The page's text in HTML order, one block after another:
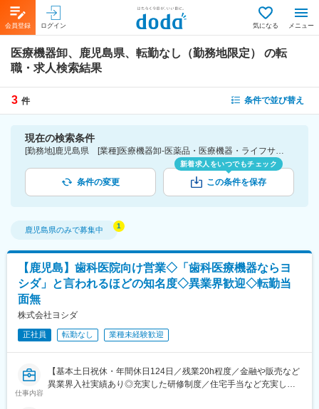
会員登録 ログイン 気になる メニュー
医療機器卸、鹿児島県、転勤なし（勤務地限定）
の転
職・求人検索結果
3 件 条件で並び替え
現在の検索条件
[勤務地]鹿児島県 [業種]医療機器卸-医薬品・医療機器・ライフサイエンス・医療系サービス [こだわり条件ピックアップ]転勤なし（勤務地限定） [詳細条件](募集・採用情報)転勤なし（勤務地限定）
条件の変更
新着求人をいつでもチェック
この条件を保存
鹿児島県のみで募集中
【鹿児島】歯科医院向け営業◇「歯科医療機器ならヨ
シダ」と言われるほどの知名度◇異業界歓迎◇転勤当
面無
株式会社ヨシダ
正社員 転勤なし 業種未経験歓迎
仕事内容
【基本土日祝休・年間休日124日／残業20h程度／金融や販売など
異業界入社実績あり◎充実した研修制度／住宅手当など充実した